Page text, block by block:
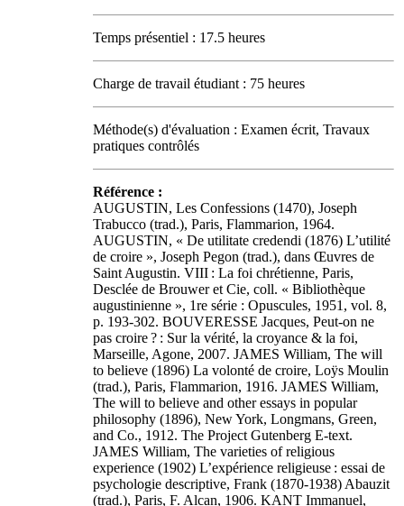
Temps présentiel : 17.5 heures
Charge de travail étudiant : 75 heures
Méthode(s) d'évaluation : Examen écrit, Travaux
pratiques contrôlés
Référence :
AUGUSTIN, Les Confessions (1470), Joseph
Trabucco (trad.), Paris, Flammarion, 1964.
AUGUSTIN, « De utilitate credendi (1876) L’utilité
de croire », Joseph Pegon (trad.), dans Œuvres de
Saint Augustin. VIII : La foi chrétienne, Paris,
Desclée de Brouwer et Cie, coll. « Bibliothèque
augustinienne », 1re série : Opuscules, 1951, vol. 8,
p. 193-302. BOUVERESSE Jacques, Peut-on ne
pas croire ? : Sur la vérité, la croyance & la foi,
Marseille, Agone, 2007. JAMES William, The will
to believe (1896) La volonté de croire, Loÿs Moulin
(trad.), Paris, Flammarion, 1916. JAMES William,
The will to believe and other essays in popular
philosophy (1896), New York, Longmans, Green,
and Co., 1912. The Project Gutenberg E-text.
JAMES William, The varieties of religious
experience (1902) L’expérience religieuse : essai de
psychologie descriptive, Frank (1870-1938) Abauzit
(trad.), Paris, F. Alcan, 1906. KANT Immanuel,